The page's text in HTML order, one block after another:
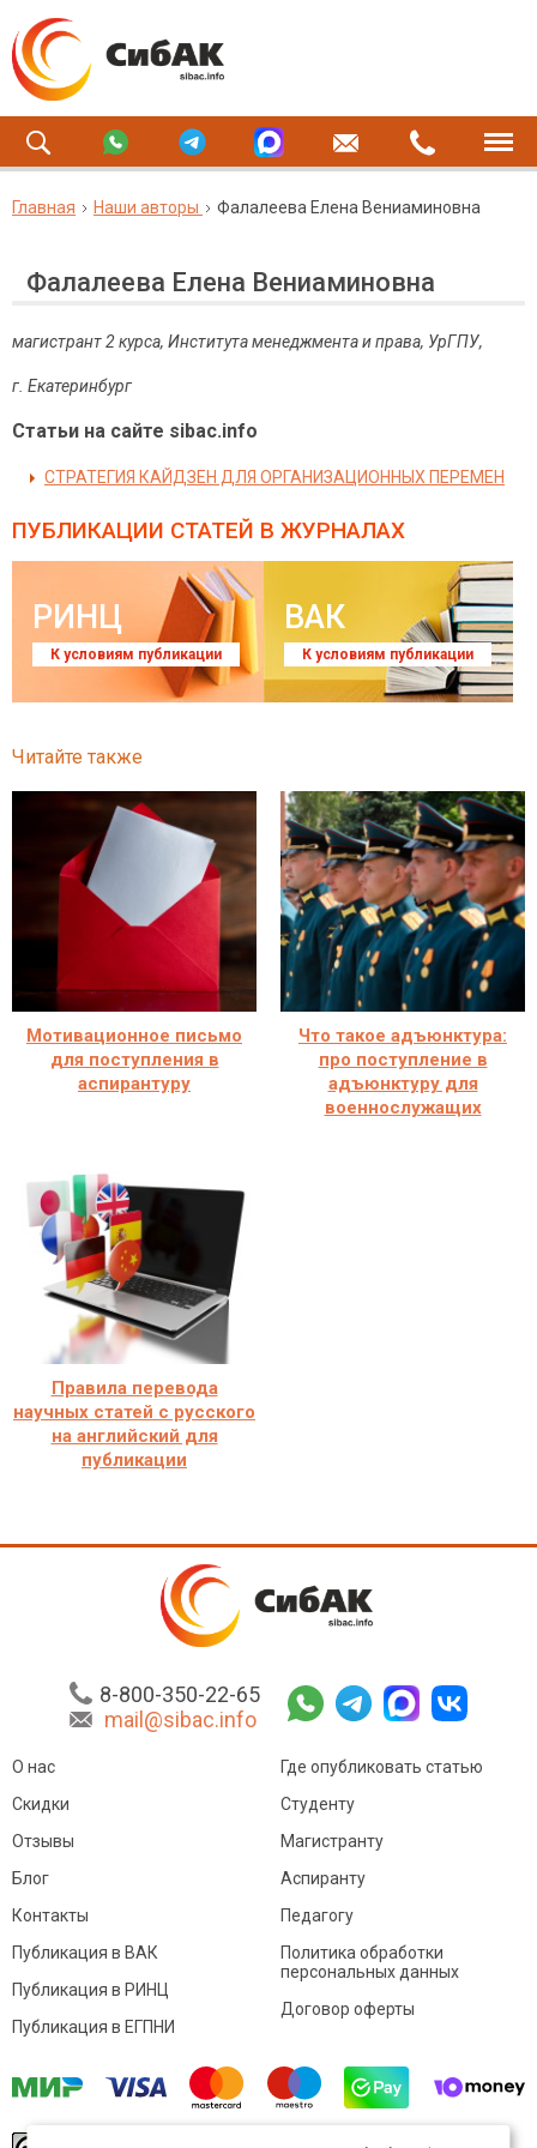
Главная Наши авторы Фалалеева Елена Вениаминовна
Фалалеева Елена Вениаминовна
магистрант 2 курса, Института менеджмента и права, УрГПУ,
г. Екатеринбург
Статьи на сайте sibac.info
СТРАТЕГИЯ КАЙДЗЕН ДЛЯ ОРГАНИЗАЦИОННЫХ ПЕРЕМЕН
ПУБЛИКАЦИИ СТАТЕЙ В ЖУРНАЛАХ
РИНЦ
К условиям публикации
ВАК
К условиям публикации
Читайте также
Мотивационное письмо
для поступления в
аспирантуру
Что такое адъюнктура:
про поступление в
адъюнктуру для
военнослужащих
Правила перевода
научных статей с русского
на английский для
публикации
8-800-350-22-65
mail@sibac.info
О нас
Скидки
Отзывы
Блог
Контакты
Где опубликовать статью
Студенту
Магистранту
Аспиранту
Педагогу
Публикация в ВАК
Публикация в РИНЦ
Публикация в ЕГПНИ
Политика обработки
персональных данных
Договор оферты